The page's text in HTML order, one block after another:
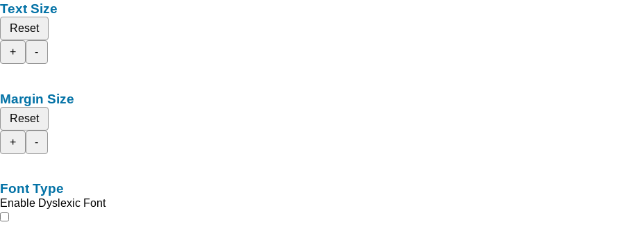
Text Size
Reset
+
-
Margin Size
Reset
+
-
Font Type
Enable Dyslexic Font